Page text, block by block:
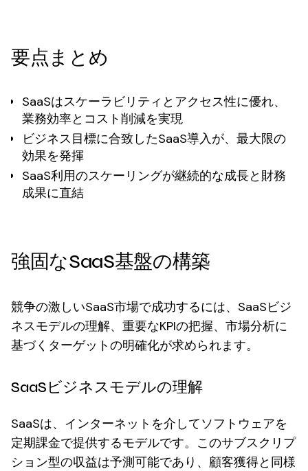
要点まとめ
SaaSはスケーラビリティとアクセス性に優れ、
業務効率とコスト削減を実現
ビジネス目標に合致したSaaS導入が、最大限の
効果を発揮
SaaS利用のスケーリングが継続的な成長と財務
成果に直結
強固なSaaS基盤の構築
競争の激しいSaaS市場で成功するには、SaaSビジ
ネスモデルの理解、重要なKPIの把握、市場分析に
基づくターゲットの明確化が求められます。
SaaSビジネスモデルの理解
SaaSは、インターネットを介してソフトウェアを
定期課金で提供するモデルです。このサブスクリプ
ション型の収益は予測可能であり、顧客獲得と同様